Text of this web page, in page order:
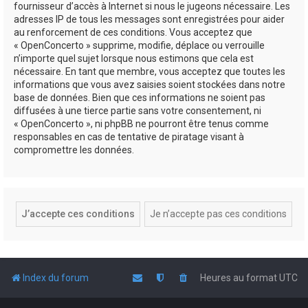
fournisseur d’accès à Internet si nous le jugeons nécessaire. Les
adresses IP de tous les messages sont enregistrées pour aider
au renforcement de ces conditions. Vous acceptez que
« OpenConcerto » supprime, modifie, déplace ou verrouille
n’importe quel sujet lorsque nous estimons que cela est
nécessaire. En tant que membre, vous acceptez que toutes les
informations que vous avez saisies soient stockées dans notre
base de données. Bien que ces informations ne soient pas
diffusées à une tierce partie sans votre consentement, ni
« OpenConcerto », ni phpBB ne pourront être tenus comme
responsables en cas de tentative de piratage visant à
compromettre les données.
Index du forum Heures au formatUTC